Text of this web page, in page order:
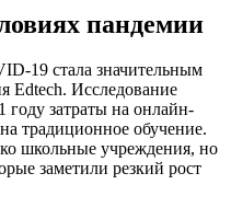
пандемии
19 стала значительным
Edtech. Исследование
году затраты на онлайн-
традиционное обучение.
школьные учреждения, но
заметили резкий рост